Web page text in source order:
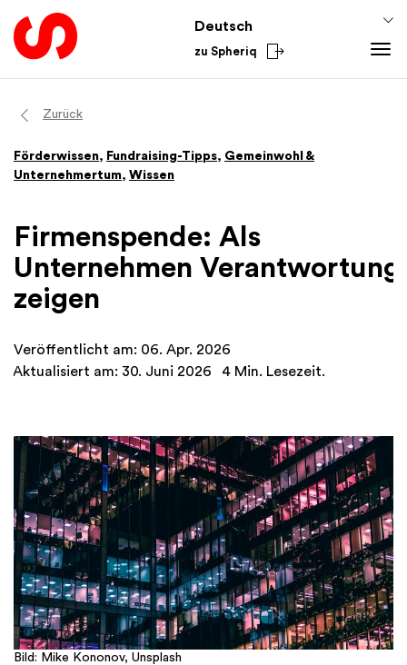
Deutsch
zu Spheriq
Verzeichnis
Spheriq AI
Fundraising-Tipps
Finanzen
Aus dem Sektor
National
International
Zurück
Förderwissen, Fundraising-Tipps, Gemeinwohl &
Unternehmertum, Wissen
Firmenspende: Als
Unternehmen Verantwortung
zeigen
Veröffentlicht am: 06. Apr. 2026
Aktualisiert am: 30. Juni 2026
4 Min. Lesezeit.
Bild: Mike Kononov, Unsplash